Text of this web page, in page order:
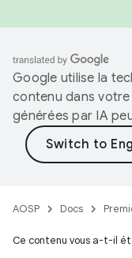
Google utilise la
contenu dans
générées par IA
AOSP Docs
Ce contenu vous a-t-il